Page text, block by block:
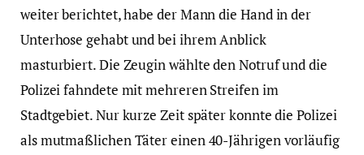
weiter berichtet, habe der Mann die Hand in der
Unterhose gehabt und bei ihrem Anblick
masturbiert. Die Zeugin wählte den Notruf und die
Polizei fahndete mit mehreren Streifen im
Stadtgebiet. Nur kurze Zeit später konnte die Polizei
als mutmaßlichen Täter einen 40-Jährigen vorläufig